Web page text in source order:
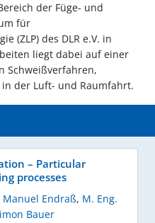
der Füge- und
für
(ZLP) des DLR e.V. in
liegt dabei auf einer
Schweißverfahren,
der Luft- und Raumfahrt.
– Particular
processes
Manuel Endraß, M. Eng.
Bauer